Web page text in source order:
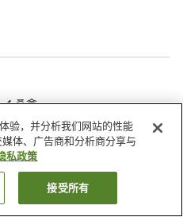
桑拿
餐厅
金泽白鸟路山乐酒店
房
验，并分析我们网站的性能
体、广告商和分析商分享与
私政策
接受所有